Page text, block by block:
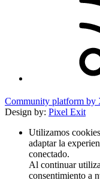
Community platform by
Design by: Pixel Exit
Utilizamos
adaptar la
conectado.
Al continuar
consentimiento a